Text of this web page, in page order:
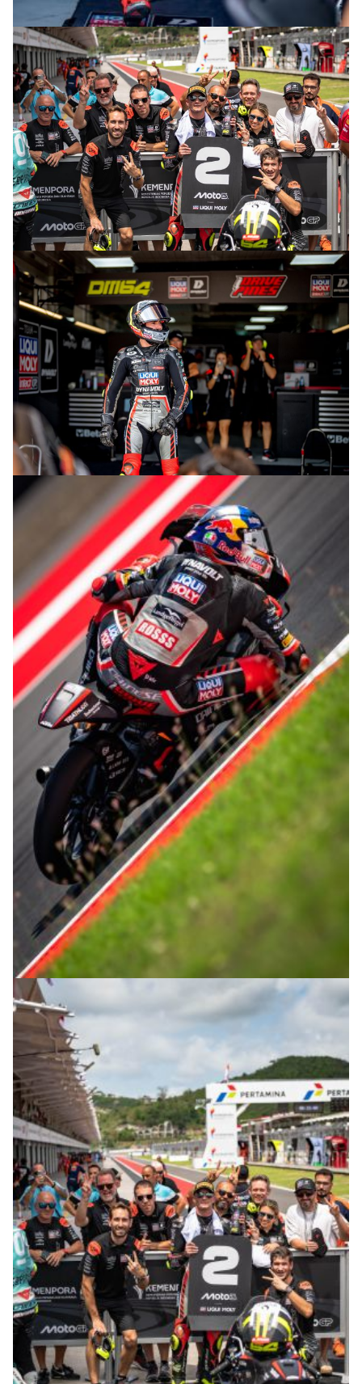
© R.Lekl
© R.Lekl
© R.Lekl
© R.Lekl